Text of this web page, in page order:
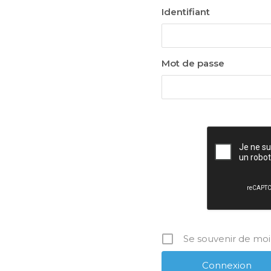
Identifiant
Mot de passe
Se souvenir de moi